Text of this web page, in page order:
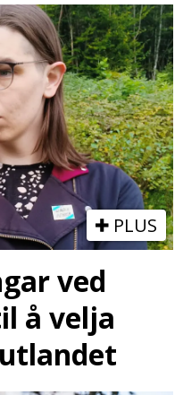
PLUS
ved
å velja